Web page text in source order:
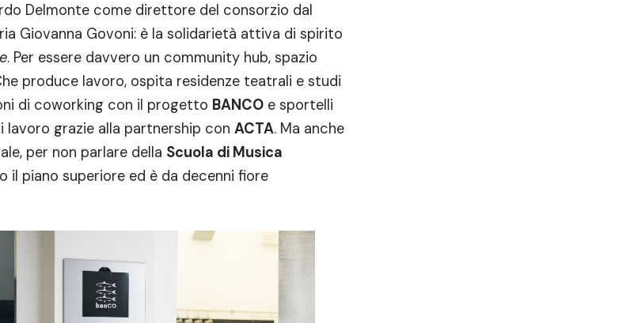
Delmonte come direttore del consorzio dal
Giovanna Govoni: è la solidarietà attiva di spirito
. Per essere davvero un community hub, spazio
produce lavoro, ospita residenze teatrali e studi
di coworking con il progetto BANCOe sportelli
lavoro grazie alla partnership con ACTA. Ma anche
per non parlare della Scuola di Musica
il piano superiore ed è da decenni fiore